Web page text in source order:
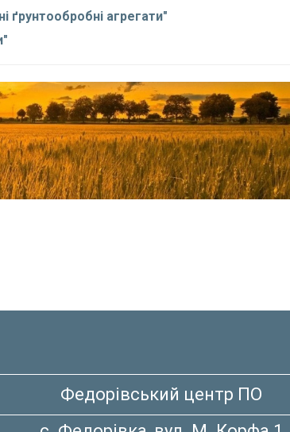
ґрунтообробні агрегати"
Федорівський центр ПО